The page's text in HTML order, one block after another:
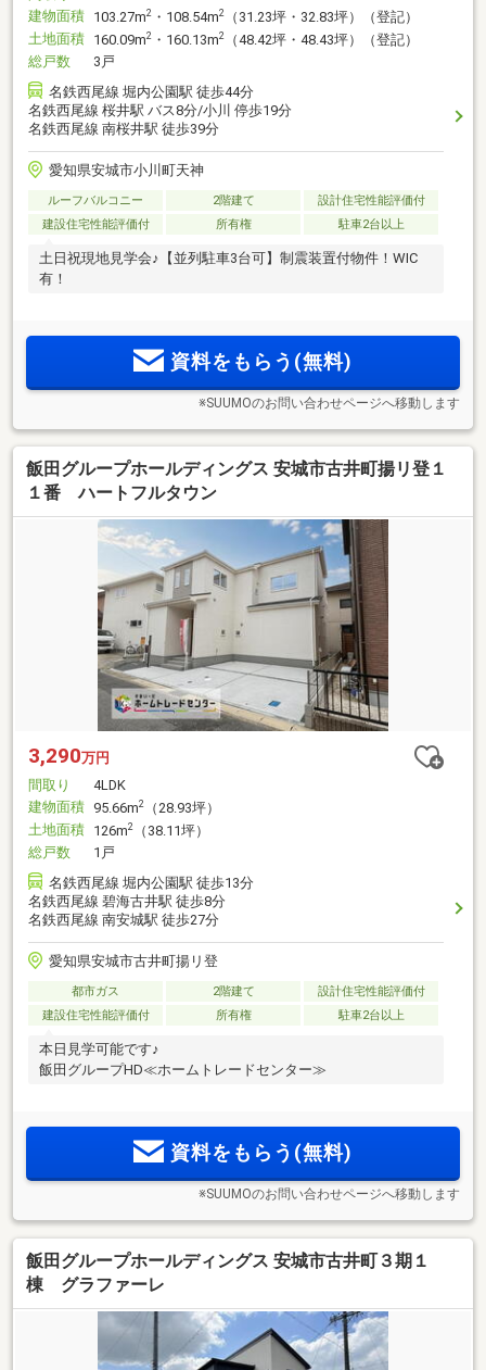
建物面積 103.27m2 ・108.54m2
（31.23坪・32.83坪）（登記）
土地面積 160.09m2 ・160.13m2
（48.42坪・48.43坪）（登記）
総戸数
3戸
名鉄西尾線 堀内公園駅 徒歩44分
名鉄西尾線 桜井駅 バス8分/小川 停歩19分
名鉄西尾線 南桜井駅 徒歩39分
愛知県安城市小川町天神
ルーフバルコニー 2階建て
設計住宅性能評価付
建設住宅性能評価付
所有権 駐車2台以上
土日祝現地見学会♪【並列駐車3台可】制震装置付物件！WIC
有！
資料をもらう(無料)
※SUUMOのお問い合わせページへ移動します
飯田グループホールディングス 安城市古井町揚リ登１
１番 ハートフルタウン
3,290万円
間取り
4LDK
建物面積 95.66m2
（28.93坪）
土地面積 126m2
（38.11坪）
総戸数
1戸
名鉄西尾線 堀内公園駅 徒歩13分
名鉄西尾線 碧海古井駅 徒歩8分
名鉄西尾線 南安城駅 徒歩27分
愛知県安城市古井町揚リ登
都市ガス 2階建て
設計住宅性能評価付
建設住宅性能評価付
所有権 駐車2台以上
本日見学可能です♪
飯田グループHD≪ホームトレードセンター≫
資料をもらう(無料)
※SUUMOのお問い合わせページへ移動します
飯田グループホールディングス 安城市古井町３期１
棟 グラファーレ